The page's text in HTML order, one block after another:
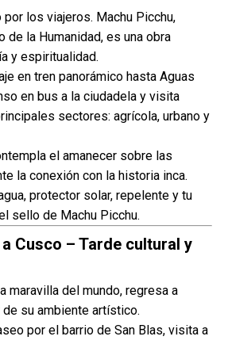
los viajeros. Machu Picchu,
de la Humanidad, es una obra
y espiritualidad.
en tren panorámico hasta Aguas
en bus a la ciudadela y visita
sectores: agrícola, urbano y
el amanecer sobre las
la conexión con la historia inca.
protector solar, repelente y tu
sello de Machu Picchu.
Cusco – Tarde cultural y
maravilla del mundo, regresa a
su ambiente artístico.
por el barrio de San Blas, visita a